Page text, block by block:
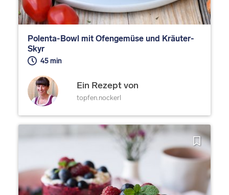
Polenta-Bowl mit Ofengemüse und Kräuter-
Skyr
45 min
Ein Rezept von
topfen.nockerl